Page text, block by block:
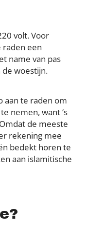
volt. Voor
raden een
name van pas
woestijn.
aan te raden om
nemen, want ‘s
de meeste
rekening mee
bedekt horen te
aan islamitische